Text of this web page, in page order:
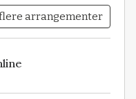
arrangementer